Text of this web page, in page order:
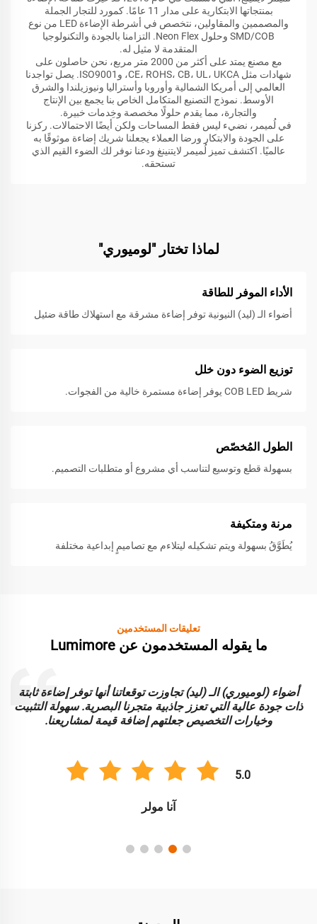
بمنتجاتها الابتكارية على مدار 11 عامًا. كمورد للتجار الجملة
والمصممين والمقاولين، نتخصص في أشرطة الإضاءة LED من نوع
SMD/COB وحلول Neon Flex. التزامنا بالجودة والتكنولوجيا
المتقدمة لا مثيل له.
مع مصنع يمتد على أكثر من 2000 متر مربع، نحن حاصلون على
شهادات مثل CE، ROHS، CB، UL، UKCA، وISO9001. يصل تواجدنا
العالمي إلى أمريكا الشمالية وأوروبا وأستراليا ونيوزيلندا والشرق
الأوسط. نموذج التصنيع المتكامل الخاص بنا يجمع بين الإنتاج
والتجارة، مما يقدم حلولًا مخصصة وخِدمات خبيرة.
في لُميمر، نضيء ليس فقط المساحات ولكن أيضًا الاحتمالات. ركزنا
على الجودة والابتكار ورضا العملاء يجعلنا شريك إضاءة موثوقًا به
عالميًا. اكتشف تميز لُميمر لايتنينغ ودعنا نوفر لك الضوء القيم الذي
تستحقه.
لماذا تختار "لوميوري"
الأداء الموفر للطاقة
أضواء الـ (ليد) النيونية توفر إضاءة مشرقة مع استهلاك طاقة ضئيل
توزيع الضوء دون خلل
شريط COB LED يوفر إضاءة مستمرة خالية من الفجوات.
الطول المُخصّص
بسهولة قطع وتوسيع لتناسب أي مشروع أو متطلبات التصميم.
مرنة ومتكيفة
يُطَوَّقُ بسهولة ويتم تشكيله ليتلاءم مع تصاميمٍ إبداعية مختلفة
تعليقات المستخدمين
ما يقوله المستخدمون عن Lumimore
أضواء (لوميوري) الـ (ليد) تجاوزت توقعاتنا أنها توفر إضاءة ثابتة
ذات جودة عالية التي تعزز جاذبية متجرنا البصرية. سهولة التثبيت
وخيارات التخصيص جعلتهم إضافة قيمة لمشاريعنا.
5.0
آنا مولر